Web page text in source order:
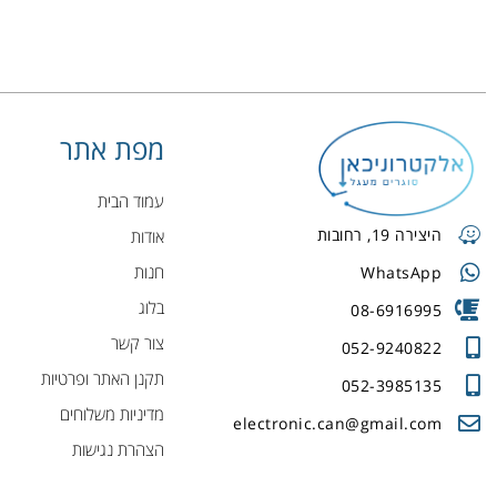
היצירה 19, רחובות
WhatsApp
08-6916995
052-9240822
052-3985135
electronic.can@gmail.com
מפת אתר
עמוד הבית
אודות
חנות
בלוג
צור קשר
תקנן האתר ופרטיות
מדיניות משלוחים
הצהרת נגישות